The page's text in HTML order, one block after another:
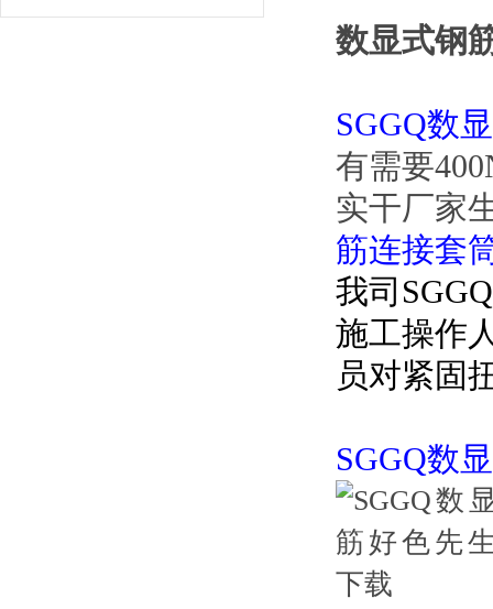
数显式钢
SGGQ数
有需要
实干厂家
筋连接套
我司
施工操作
员对紧固
SGGQ数